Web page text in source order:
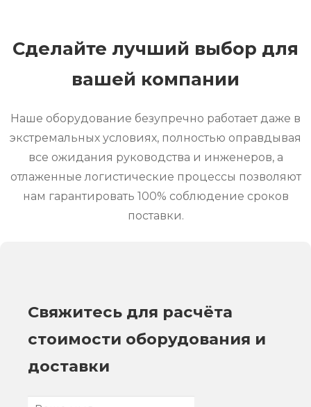
Сделайте лучший выбор для
вашей компании
Наше оборудование безупречно работает даже в
экстремальных условиях, полностью оправдывая
все ожидания руководства и инженеров, а
отлаженные логистические процессы позволяют
нам гарантировать 100% соблюдение сроков
поставки.
Свяжитесь для расчёта
стоимости оборудования и
доставки